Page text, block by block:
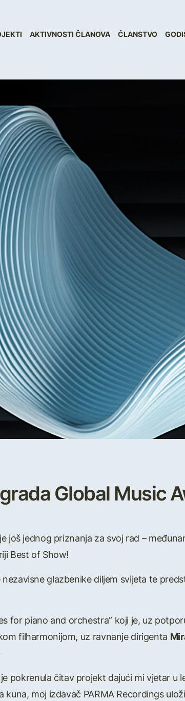
AKTIVNOSTI ČLANOVA ČLANSTVO
Global Music
još jednog priznanja za svoj rad –
Best of Show!
glazbenike diljem svijeta te
for piano and orchestra” koji je, uz
filharmonijom, uz ravnanje dirigenta
pokrenula čitav projekt dajući mi vjetar u
moj izdavač PARMA Recordings